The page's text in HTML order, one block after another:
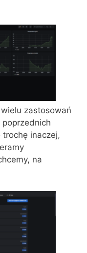
zastosowań
trochę inaczej,
na